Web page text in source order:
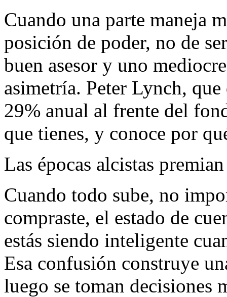
Cuando una parte maneja
posición de poder, no de
buen asesor y uno
asimetría. Peter Lynch,
29% anual al frente del
que tienes, y conoce por
Las épocas alcistas
Cuando todo sube, no
compraste, el estado de
estás siendo inteligente
Esa confusión construye
luego se toman decisiones